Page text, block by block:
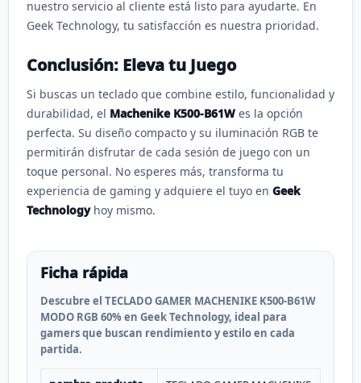
nuestro servicio al cliente está listo para ayudarte. En
Geek Technology, tu satisfacción es nuestra prioridad.
Conclusión: Eleva tu Juego
Si buscas un teclado que combine estilo, funcionalidad y
durabilidad, el Machenike K500-B61W es la opción
perfecta. Su diseño compacto y su iluminación RGB te
permitirán disfrutar de cada sesión de juego con un
toque personal. No esperes más, transforma tu
experiencia de gaming y adquiere el tuyo en Geek
Technologyhoy mismo.
Ficha rápida
Descubre el TECLADO GAMER MACHENIKE K500-B61W
MODO RGB 60% en Geek Technology, ideal para
gamers que buscan rendimiento y estilo en cada
partida.